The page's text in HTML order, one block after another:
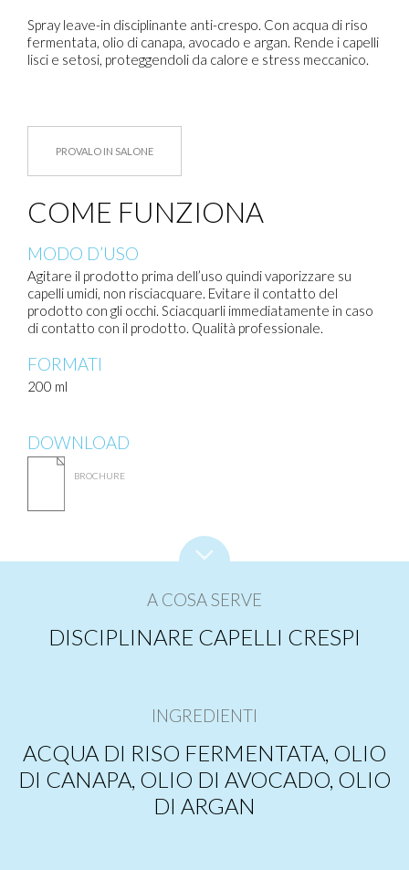
Spray leave-in disciplinante anti-crespo. Con acqua di riso
fermentata, olio di canapa, avocado e argan. Rende i capelli
lisci e setosi, proteggendoli da calore e stress meccanico.
PROVALO IN SALONE
COME FUNZIONA
MODO D’USO
Agitare il prodotto prima dell’uso quindi vaporizzare su
capelli umidi, non risciacquare. Evitare il contatto del
prodotto con gli occhi. Sciacquarli immediatamente in caso
di contatto con il prodotto. Qualità professionale.
FORMATI
200 ml
DOWNLOAD
BROCHURE
A COSA SERVE
DISCIPLINARE CAPELLI CRESPI
INGREDIENTI
ACQUA DI RISO FERMENTATA, OLIO
DI CANAPA, OLIO DI AVOCADO, OLIO
DI ARGAN